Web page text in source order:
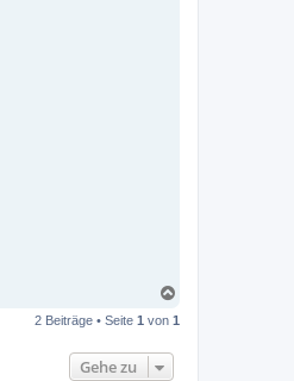
c
2 Beiträge • Seite 1 von 1
Gehe zu